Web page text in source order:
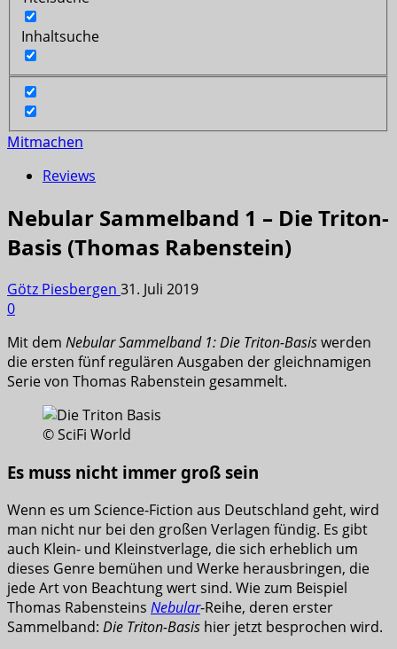
Inhaltsuche
Mitmachen
Reviews
Nebular Sammelband 1 – Die Triton-
Basis (Thomas Rabenstein)
Götz Piesbergen 31. Juli 2019
0
Mit dem Nebular Sammelband 1: Die Triton-Basiswerden
die ersten fünf regulären Ausgaben der gleichnamigen
Serie von Thomas Rabenstein gesammelt.
© SciFi World
Es muss nicht immer groß sein
Wenn es um Science-Fiction aus Deutschland geht, wird
man nicht nur bei den großen Verlagen fündig. Es gibt
auch Klein- und Kleinstverlage, die sich erheblich um
dieses Genre bemühen und Werke herausbringen, die
jede Art von Beachtung wert sind. Wie zum Beispiel
Thomas Rabensteins Nebular-Reihe, deren erster
Sammelband: Die Triton-Basis hier jetzt besprochen wird.